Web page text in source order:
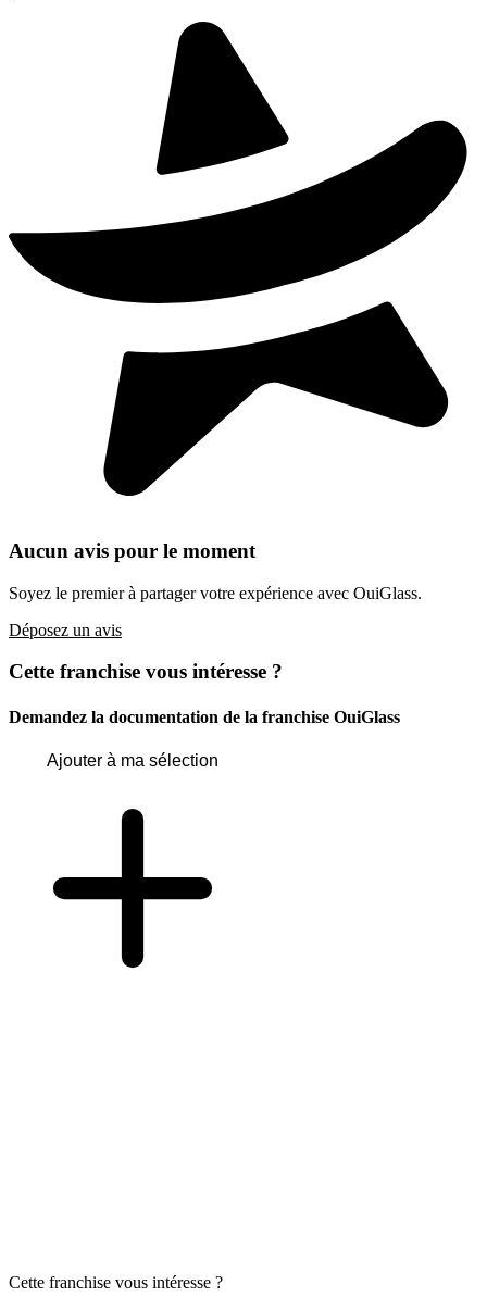
Aucun avis pour le moment
Soyez le premier à partager votre expérience avec OuiGlass.
Déposez un avis
Cette franchise vous intéresse ?
Demandez la documentation de la franchise OuiGlass
Ajouter à ma sélection
Cette franchise vous intéresse ?